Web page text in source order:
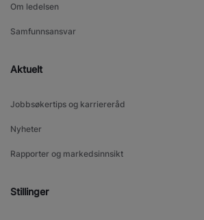
Om ledelsen
Samfunnsansvar
Aktuelt
Jobbsøkertips og karriereråd
Nyheter
Rapporter og markedsinnsikt
Stillinger